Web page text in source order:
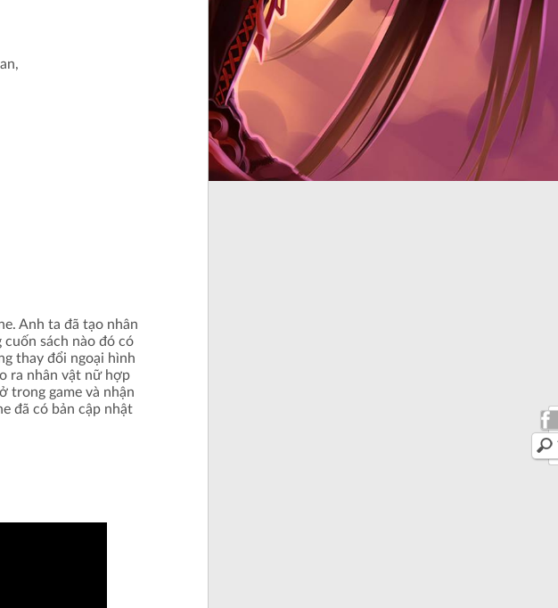
Anh ta đã tạo nhân
sách nào đó có
thay đổi ngoại hình
ra nhân vật nữ hợp
trong game và nhận
đã có bản cập nhật